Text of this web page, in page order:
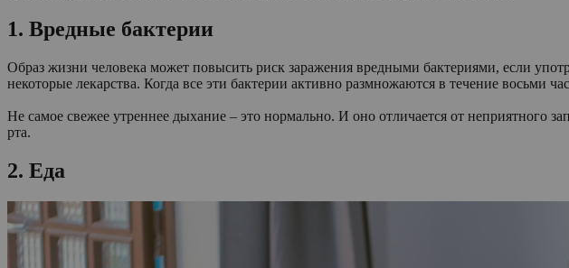
1. Вредные бактерии
Образ жизни человека может повысить риск заражения вредными бактериями, если
некоторые лекарства. Когда все эти бактерии активно размножаются в течение восьми
Не самое свежее утреннее дыхание – это нормально. И оно отличается от неприятного
рта.
2. Еда